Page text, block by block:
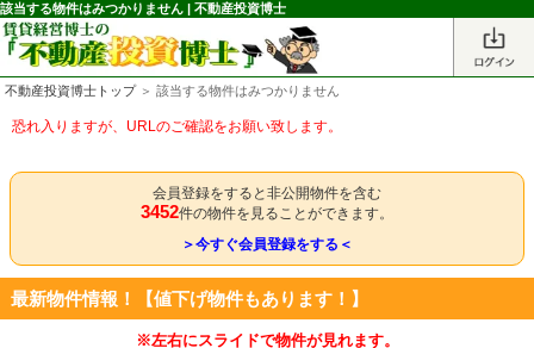
該当する物件はみつかりません | 不動産投資博士
不動産投資博士トップ＞ 該当する物件はみつかりません
恐れ入りますが、URLのご確認をお願い致します。
会員登録をすると非公開物件を含む
3452件の物件を見ることができます。
＞今すぐ会員登録をする＜
最新物件情報！【値下げ物件もあります！】
※左右にスライドで物件が見れます。